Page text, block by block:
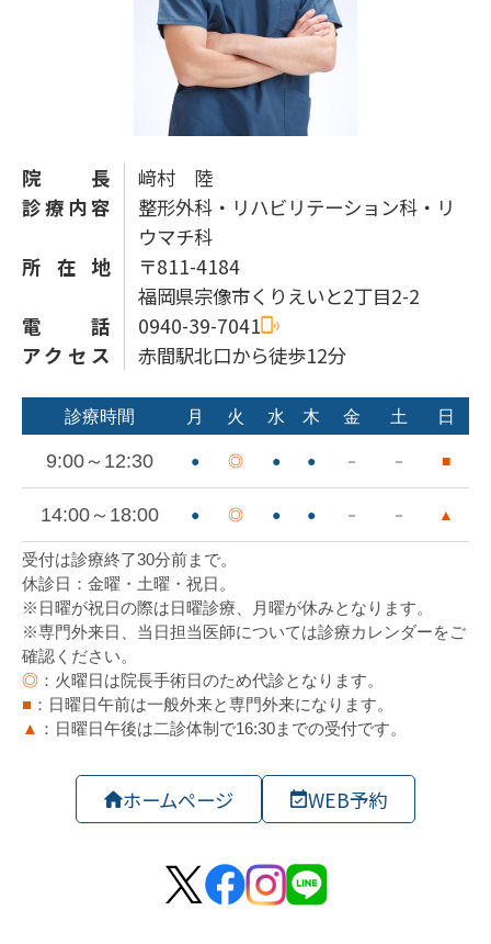
院長
﨑村 陸
診療内容
整形外科・リハビリテーション科・リ
ウマチ科
所在地
〒811-4184
福岡県宗像市くりえいと2丁目2-2
電話
0940-39-7041
アクセス
赤間駅北口から徒歩12分
ホームページ WEB予約